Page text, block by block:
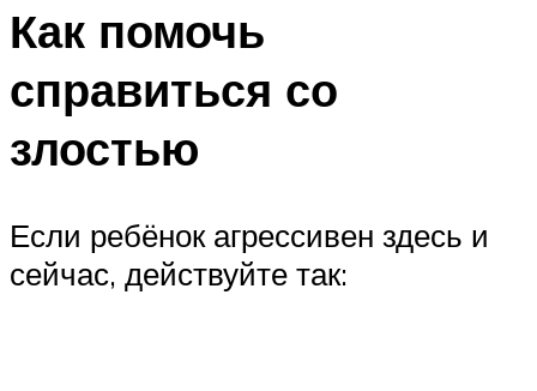
Как помочь
справиться со
злостью
Если ребёнок агрессивен здесь и
сейчас, действуйте так: